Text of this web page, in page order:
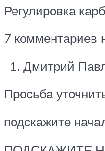
Регулировка
7 комментариев
Дмитрий
Просьба
подскажите